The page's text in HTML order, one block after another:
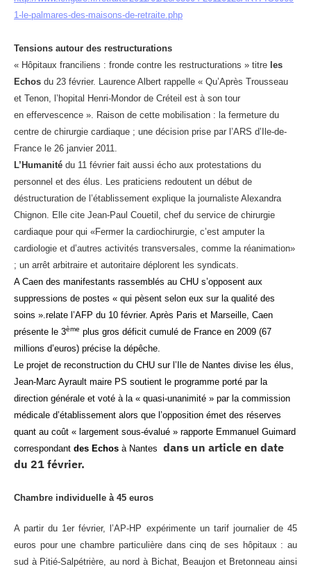
1-le-palmares-des-maisons-de-retraite.php
Tensions autour des restructurations
« Hôpitaux franciliens : fronde contre les restructurations » titre les
Echos du 23 février. Laurence Albert rappelle « Qu’Après Trousseau
et Tenon, l’hopital Henri-Mondor de Créteil est à son tour
en effervescence ». Raison de cette mobilisation : la fermeture du
centre de chirurgie cardiaque ; une décision prise par l’ARS d’Ile-de-
France le 26 janvier 2011.
L’Humanité du 11 février fait aussi écho aux protestations du
personnel et des élus. Les praticiens redoutent un début de
déstructuration de l’établissement explique la journaliste Alexandra
Chignon. Elle cite Jean-Paul Couetil, chef du service de chirurgie
cardiaque pour qui «Fermer la cardiochirurgie, c’est amputer la
cardiologie et d’autres activités transversales, comme la réanimation»
; un arrêt arbitraire et autoritaire déplorent les syndicats.
A Caen des manifestants rassemblés au CHU s’opposent aux
suppressions de postes « qui pèsent selon eux sur la qualité des
soins ».relate l’AFP du 10 février. Après Paris et Marseille, Caen
présente le 3ème plus gros déficit cumulé de France en 2009 (67
millions d’euros) précise la dépêche.
Le projet de reconstruction du CHU sur l’Ile de Nantes divise les élus,
Jean-Marc Ayrault maire PS soutient le programme porté par la
direction générale et voté à la « quasi-unanimité » par la commission
médicale d’établissement alors que l’opposition émet des réserves
quant au coût « largement sous-évalué » rapporte Emmanuel Guimard
correspondant des Echos à Nantes dans un article en date
du 21 février.
Chambre individuelle à 45 euros
A partir du 1er février, l’AP-HP expérimente un tarif journalier de 45
euros pour une chambre particulière dans cinq de ses hôpitaux : au
sud à Pitié-Salpétrière, au nord à Bichat, Beaujon et Bretonneau ainsi